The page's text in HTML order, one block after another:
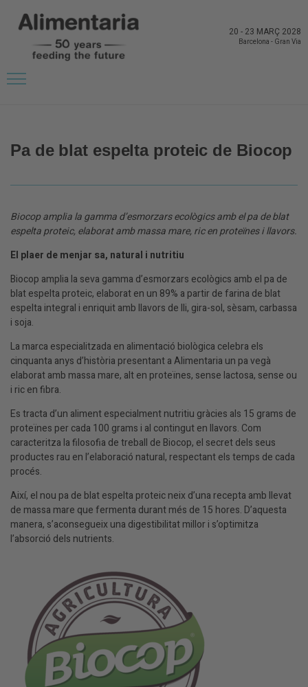
20 - 23 MARÇ 2028
Barcelona - Gran Via
Pa de blat espelta proteic de Biocop
Biocop amplia la gamma d’esmorzars ecològics amb el pa de blat
espelta proteic, elaborat amb massa mare, ric en proteïnes i llavors.
El plaer de menjar sa, natural i nutritiu
Biocop amplia la seva gamma d’esmorzars ecològics amb el pa de
blat espelta proteic, elaborat en un 89% a partir de farina de blat
espelta integral i enriquit amb llavors de lli, gira-sol, sèsam, carbassa
i soja.
La marca especialitzada en alimentació biològica celebra els
cinquanta anys d’història presentant a Alimentaria un pa vegà
elaborat amb massa mare, alt en proteïnes, sense lactosa, sense ou
i ric en fibra.
Es tracta d’un aliment especialment nutritiu gràcies als 15 grams de
proteïnes per cada 100 grams i al contingut en llavors. Com
caracteritza la filosofia de treball de Biocop, el secret dels seus
productes rau en l’elaboració natural, respectant els temps de cada
procés.
Així, el nou pa de blat espelta proteic neix d’una recepta amb llevat
de massa mare que fermenta durant més de 15 hores. D’aquesta
manera, s’aconsegueix una digestibilitat millor i s’optimitza
l’absorció dels nutrients.